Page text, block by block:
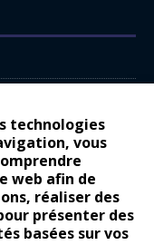
technologies
vous
web afin de
réaliser des
présenter des
basées sur vos